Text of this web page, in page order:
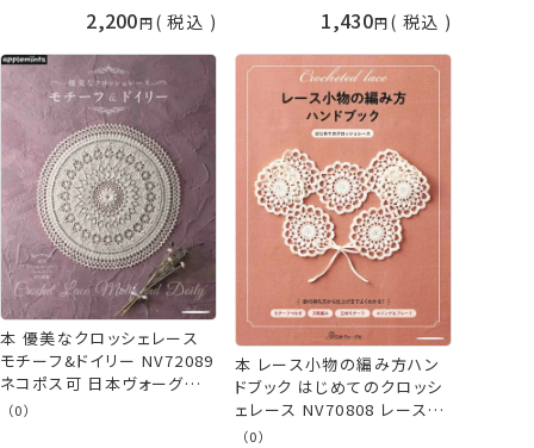
2,200 税込 1,430 税込
本 優美なクロッシェレース
モチーフ&ドイリー NV72089
ネコポス可 日本ヴォーグ社
手芸の山久
（0）
本 レース小物の編み方ハン
ドブック はじめてのクロッシ
ェレース NV70808 レース編
み ネコポス可 日本ヴォーグ
（0）